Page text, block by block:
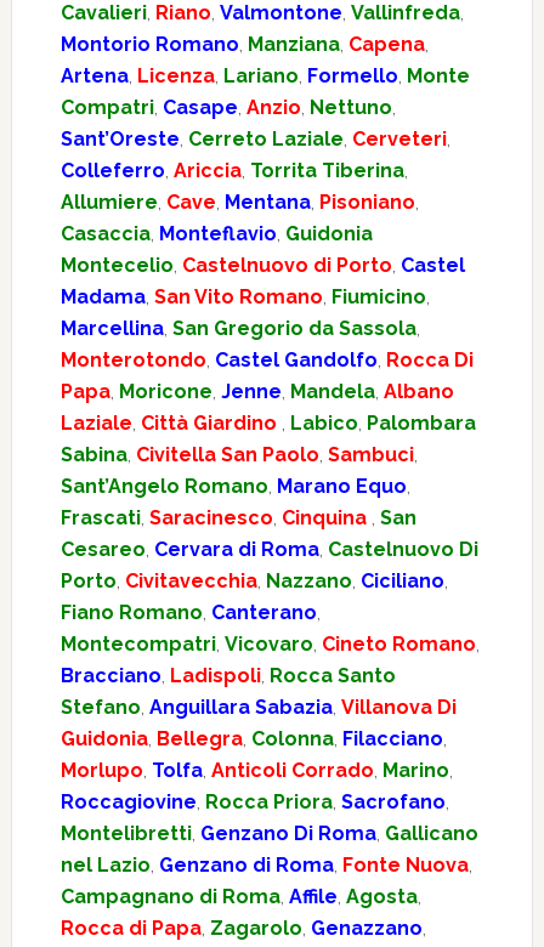
Cavalieri, Riano, Valmontone, Vallinfreda,
Montorio Romano, Manziana, Capena,
Artena, Licenza, Lariano, Formello, Monte
Compatri, Casape, Anzio, Nettuno,
Sant’Oreste, Cerreto Laziale, Cerveteri,
Colleferro, Ariccia, Torrita Tiberina,
Allumiere, Cave, Mentana, Pisoniano,
Casaccia, Monteflavio, Guidonia
Montecelio, Castelnuovo di Porto, Castel
Madama, San Vito Romano, Fiumicino,
Marcellina, San Gregorio da Sassola,
Monterotondo, Castel Gandolfo, Rocca Di
Papa, Moricone, Jenne, Mandela, Albano
Laziale, Città Giardino , Labico, Palombara
Sabina, Civitella San Paolo, Sambuci,
Sant’Angelo Romano, Marano Equo,
Frascati, Saracinesco, Cinquina , San
Cesareo, Cervara di Roma, Castelnuovo Di
Porto, Civitavecchia, Nazzano, Ciciliano,
Fiano Romano, Canterano,
Montecompatri, Vicovaro, Cineto Romano,
Bracciano, Ladispoli, Rocca Santo
Stefano, Anguillara Sabazia, Villanova Di
Guidonia, Bellegra, Colonna, Filacciano,
Morlupo, Tolfa, Anticoli Corrado, Marino,
Roccagiovine, Rocca Priora, Sacrofano,
Montelibretti, Genzano Di Roma, Gallicano
nel Lazio, Genzano di Roma, Fonte Nuova,
Campagnano di Roma, Affile, Agosta,
Rocca di Papa, Zagarolo, Genazzano,